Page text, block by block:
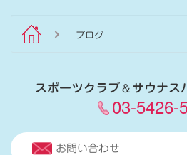
ブログ
スポーツクラブ＆サウナス
03-5426-
お問い合わせ